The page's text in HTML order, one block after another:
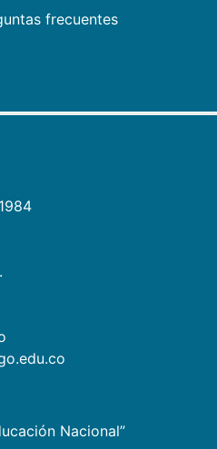
frecuentes
Nacional”